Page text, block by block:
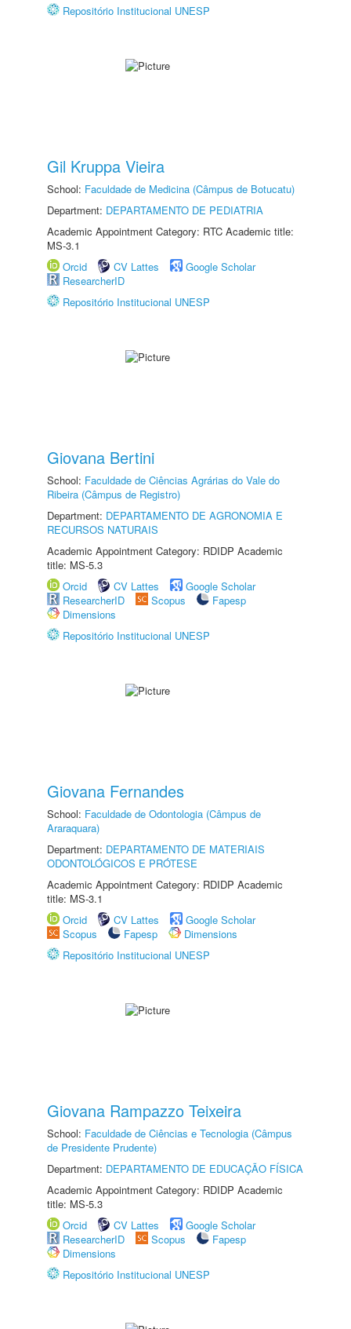
Repositório Institucional UNESP
Gil Kruppa Vieira
School: Faculdade de Medicina (Câmpus de Botucatu)
Department: DEPARTAMENTO DE PEDIATRIA
Academic Appointment Category: RTC Academic title:
MS-3.1
Orcid
CV Lattes
Google Scholar
ResearcherID
Repositório Institucional UNESP
Giovana Bertini
School: Faculdade de Ciências Agrárias do Vale do
Ribeira (Câmpus de Registro)
Department: DEPARTAMENTO DE AGRONOMIA E
RECURSOS NATURAIS
Academic Appointment Category: RDIDP Academic
title: MS-5.3
Orcid
CV Lattes
Google Scholar
ResearcherID
Scopus
Fapesp
Dimensions
Repositório Institucional UNESP
Giovana Fernandes
School: Faculdade de Odontologia (Câmpus de
Araraquara)
Department: DEPARTAMENTO DE MATERIAIS
ODONTOLÓGICOS E PRÓTESE
Academic Appointment Category: RDIDP Academic
title: MS-3.1
Orcid
CV Lattes
Google Scholar
Scopus
Fapesp
Dimensions
Repositório Institucional UNESP
Giovana Rampazzo Teixeira
School: Faculdade de Ciências e Tecnologia (Câmpus
de Presidente Prudente)
Department: DEPARTAMENTO DE EDUCAÇÃO FÍSICA
Academic Appointment Category: RDIDP Academic
title: MS-5.3
Orcid
CV Lattes
Google Scholar
ResearcherID
Scopus
Fapesp
Dimensions
Repositório Institucional UNESP